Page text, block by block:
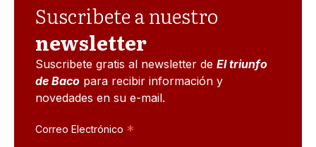
Suscribete a nuestro
newsletter
Suscribete gratis al newsletter de El triunfo
de Baco para recibir información y
novedades en su e-mail.
Correo Electrónico *